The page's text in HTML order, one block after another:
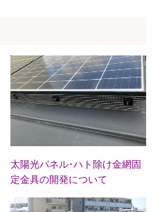
太陽光パネル･ハト除け金網固
定金具の開発について